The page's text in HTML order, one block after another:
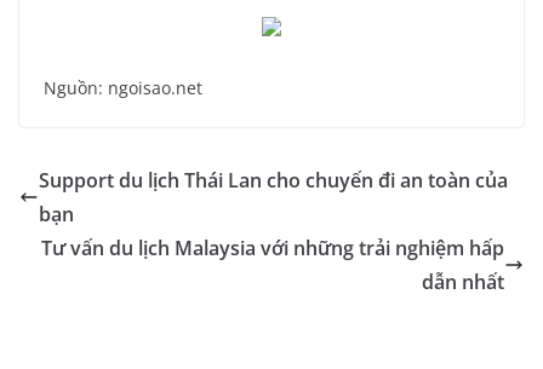
Nguồn: ngoisao.net
Support du lịch Thái Lan cho chuyến đi an toàn của
bạn
Tư vấn du lịch Malaysia với những trải nghiệm hấp
dẫn nhất